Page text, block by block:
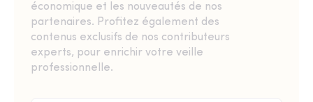
économique et les nouveautés de nos
partenaires. Profitez également des
contenus exclusifs de nos contributeurs
experts, pour enrichir votre veille
professionnelle.